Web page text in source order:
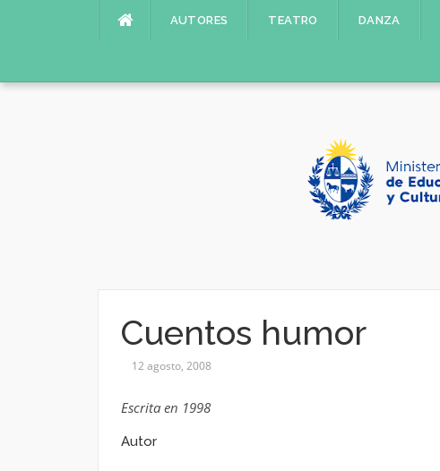
AUTORES TEATRO DANZA
Cuentos humor
12 agosto, 2008
Escrita en 1998
Autor